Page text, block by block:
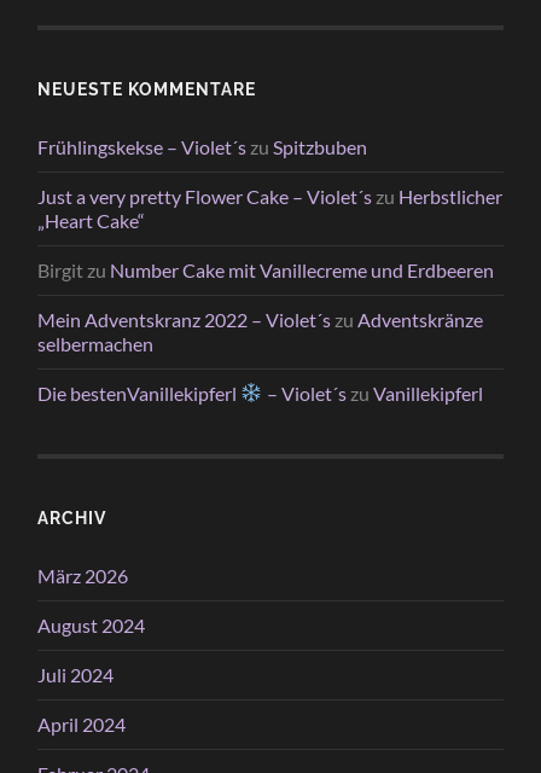
NEUESTE KOMMENTARE
Frühlingskekse – Violet´s zuSpitzbuben
Just a very pretty Flower Cake – Violet´s zu Herbstlicher
„Heart Cake“
Birgit zu Number Cake mit Vanillecreme und Erdbeeren
Mein Adventskranz 2022 – Violet´s zuAdventskränze
selbermachen
Die bestenVanillekipferl – Violet´szu Vanillekipferl
ARCHIV
März 2026
August 2024
Juli 2024
April 2024